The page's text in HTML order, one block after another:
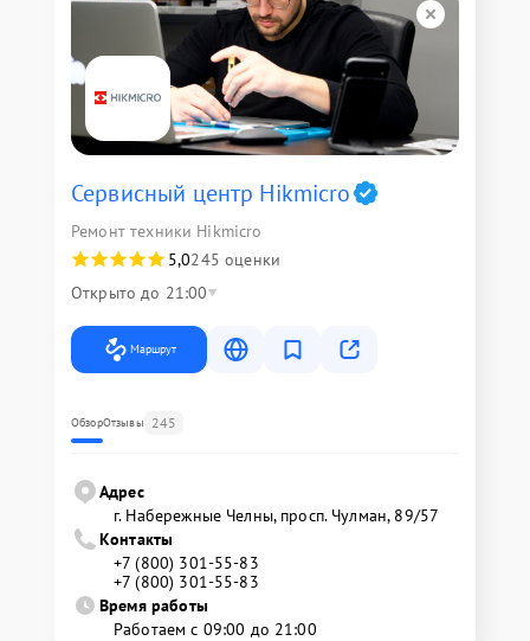
Сервисный центр Hikmicro
Ремонт техники Hikmicro
5,0245 оценки
Открыто до 21:00
Маршрут
ОбзорОтзывы 245
Адрес
г. Набережные Челны, просп. Чулман, 89/57
Контакты
+7 (800) 301-55-83
+7 (800) 301-55-83
Время работы
Работаем с 09:00 до 21:00